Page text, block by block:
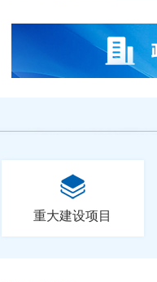
重大建设项目